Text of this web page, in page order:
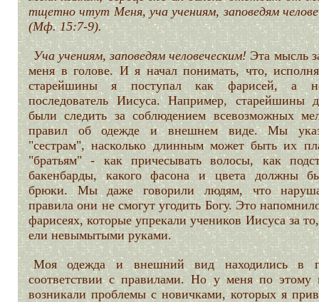
тщетно чтут Меня, уча учениям, заповедям
(Мф. 15:7-9).
Уча учениям, заповедям человеческим! Эта мысль
меня в голове. И я начал понимать, что,
старейшины я поступал как фарисей, а
последователь Иисуса. Например, старейшины
были следить за соблюдением всевозможных
правил об одежде и внешнем виде. Мы
"сестрам", насколько длинным может быть их
"братьям" - как причесывать волосы, как
бакенбарды, какого фасона и цвета должны
брюки. Мы даже говорили людям, что
правила они не смогут угодить Богу. Это
фарисеях, которые упрекали учеников Иисуса за
ели невымытыми руками.
Моя одежда и внешний вид находились в
соответствии с правилами. Но у меня по этому
возникали проблемы с новичками, которых я